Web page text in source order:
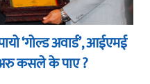
‘गोल्ड अवार्ड’, आईएमई
अरु कसले के पाए ?